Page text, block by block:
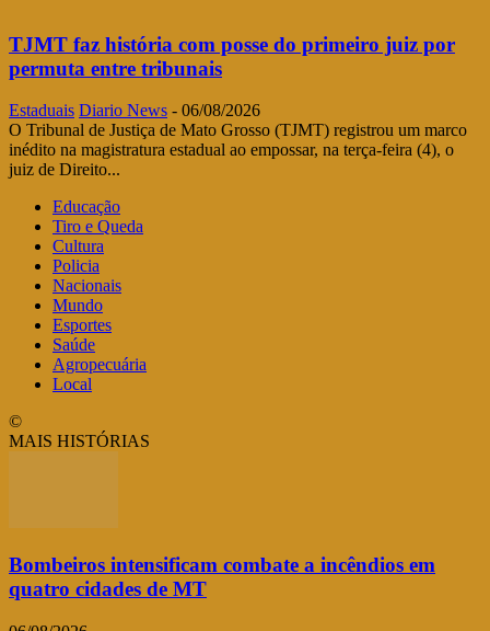
TJMT faz história com posse do primeiro juiz por
permuta entre tribunais
Estaduais Diario News - 06/08/2026
O Tribunal de Justiça de Mato Grosso (TJMT) registrou um marco
inédito na magistratura estadual ao empossar, na terça-feira (4), o
juiz de Direito...
Educação
Tiro e Queda
Cultura
Policia
Nacionais
Mundo
Esportes
Saúde
Agropecuária
Local
©
MAIS HISTÓRIAS
Bombeiros intensificam combate a incêndios em
quatro cidades de MT